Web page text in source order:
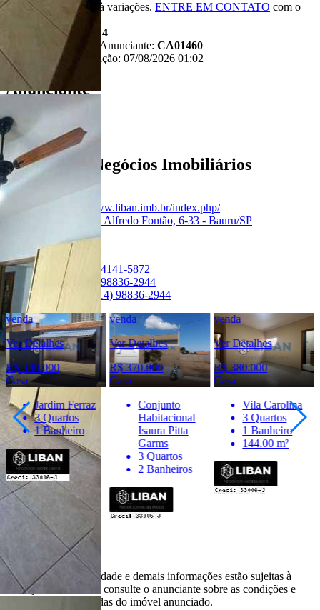
*Valor sujeito à variações. ENTRE EM CONTATO com o
anunciante.
Código:
481914
Referência do Anunciante: CA01460
Última atualização: 07/08/2026 01:02
Anunciante
Liban - Negócios Imobiliários
33006-J
https://www.liban.imb.br/index.php/
Rua Alfredo Fontão, 6-33 - Bauru/SP
Ver Telefone
Telefone:
(14) 4141-5872
Telefone:
(14) 98836-2944
WhatsApp:
(14) 98836-2944
venda
Ver Detalhes
R$ 380.000
Casa
Jardim Ferraz
3 Quartos
1 Banheiro
venda
Ver Detalhes
R$ 370.000
Casa
Conjunto
Habitacional
Isaura Pitta
Garms
3 Quartos
2 Banheiros
venda
Ver Detalhes
R$ 380.000
Casa
Vila Carolina
3 Quartos
1 Banheiro
144.00 m²
Importante
* Valores, disponibilidade e demais informações estão sujeitas à
alterações. SEMPRE consulte o anunciante sobre as condições e
informações atualizadas do imóvel anunciado.